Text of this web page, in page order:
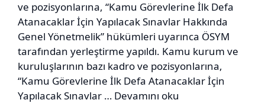
ve pozisyonlarına, “Kamu Görevlerine İlk Defa
Atanacaklar İçin Yapılacak Sınavlar Hakkında
Genel Yönetmelik” hükümleri uyarınca ÖSYM
tarafından yerleştirme yapıldı. Kamu kurum ve
kuruluşlarının bazı kadro ve pozisyonlarına,
“Kamu Görevlerine İlk Defa Atanacaklar İçin
Yapılacak Sınavlar … Devamını oku